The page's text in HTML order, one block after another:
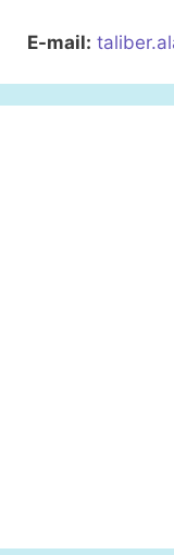
E-mail: